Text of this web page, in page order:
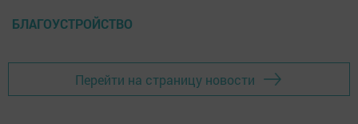
БЛАГОУСТРОЙСТВО
Перейти на страницу новости